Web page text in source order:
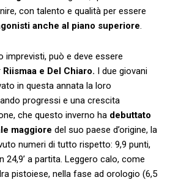
con talento e qualità per essere
anche al piano superiore.
imprevisti, può e deve essere
Riismaa e Del Chiaro. I due giovani
in questa annata la loro
progressi e una crescita
che questo inverno ha debuttato
maggiore del suo paese d’origine, la
numeri di tutto rispetto: 9,9 punti,
24,9’ a partita. Leggero calo, come
pistoiese, nella fase ad orologio (6,5